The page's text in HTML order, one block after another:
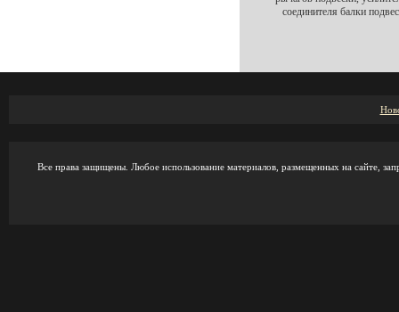
соединителя балки
Все права защищены. Любое использование материалов, размещенных на сайте,